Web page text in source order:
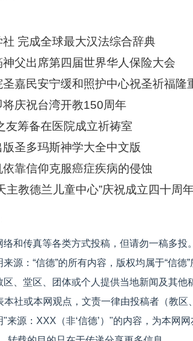
完成全球最大汉法综合辞典
父出席第四届世界华人保险大会
嘉民安宁缓和照护中心祝圣祈福隆
庆祝台湾开教150周年
友筹备在医院成立祈祷室
圣多玛斯神学大全中文版
靠信仰克服癌症疾病的侵蚀
主教德兰儿童中心”庆祝成立四十周
和传真等各类方式投稿，但请勿一稿多投。
源：“信德”的所有内容，版权均属于“信德
、堂区、团体或个人提供当地新闻及其他
本社或本网观点，文责一律由投稿者（教区
来源：XXX（非‘信德’）"的内容，为本网